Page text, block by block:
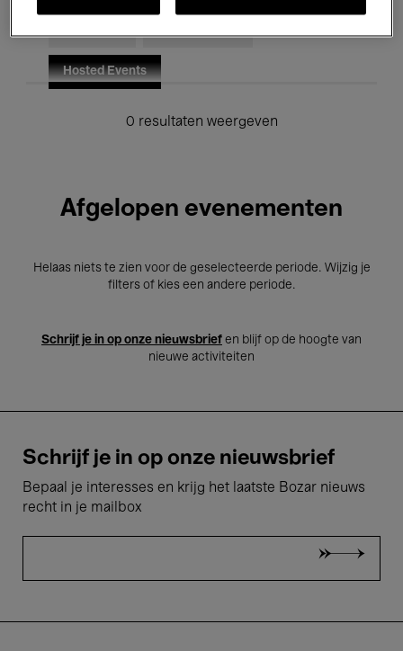
Hosted Events
0 resultaten weergeven
Afgelopen evenementen
Helaas niets te zien voor de geselecteerde periode. Wijzig je
filters of kies een andere periode.
Schrijf je in op onze nieuwsbrief en blijf op de hoogte van
nieuwe activiteiten
Schrijf je in op onze nieuwsbrief
Bepaal je interesses en krijg het laatste Bozar nieuws
recht in je mailbox